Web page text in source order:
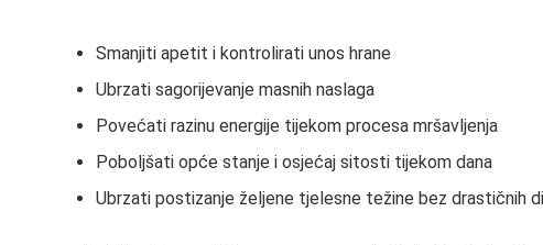
Smanjiti apetit i kontrolirati unos hrane
Ubrzati sagorijevanje masnih naslaga
Povećati razinu energije tijekom procesa mršavljenja
Poboljšati opće stanje i osjećaj sitosti tijekom dana
Ubrzati postizanje željene tjelesne težine bez drastičnih